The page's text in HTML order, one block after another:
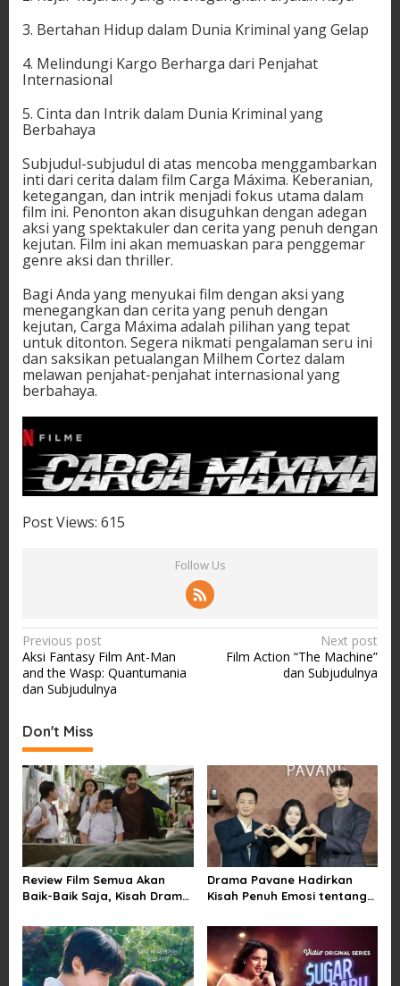
3. Bertahan Hidup dalam Dunia Kriminal yang Gelap
4. Melindungi Kargo Berharga dari Penjahat
Internasional
5. Cinta dan Intrik dalam Dunia Kriminal yang
Berbahaya
Subjudul-subjudul di atas mencoba menggambarkan
inti dari cerita dalam film Carga Máxima. Keberanian,
ketegangan, dan intrik menjadi fokus utama dalam
film ini. Penonton akan disuguhkan dengan adegan
aksi yang spektakuler dan cerita yang penuh dengan
kejutan. Film ini akan memuaskan para penggemar
genre aksi dan thriller.
Bagi Anda yang menyukai film dengan aksi yang
menegangkan dan cerita yang penuh dengan
kejutan, Carga Máxima adalah pilihan yang tepat
untuk ditonton. Segera nikmati pengalaman seru ini
dan saksikan petualangan Milhem Cortez dalam
melawan penjahat-penjahat internasional yang
berbahaya.
Post Views: 615
Follow Us
P
o
s
t
n
a
v
i
g
a
t
i
o
n
Previous post
Aksi Fantasy Film Ant-Man
and the Wasp: Quantumania
dan Subjudulnya
Next post
Film Action “The Machine”
dan Subjudulnya
Don't Miss
Review Film Semua Akan
Baik-Baik Saja, Kisah Drama
tentang Kehilangan dan
Harapan
Drama Pavane Hadirkan
Kisah Penuh Emosi tentang
Kesempatan Memulai
Kembali